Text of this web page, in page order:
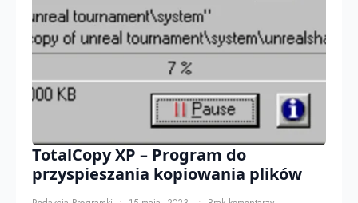
TotalCopy XP – Program do
przyspieszania kopiowania plików